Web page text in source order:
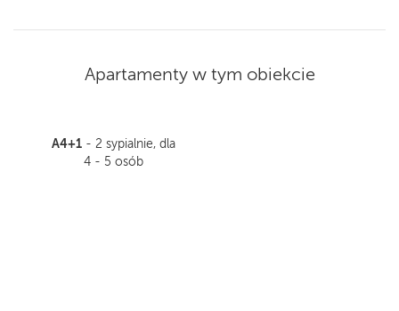
Apartamenty w tym obiekcie
A4+1- 2 sypialnie, dla
4 - 5 osób